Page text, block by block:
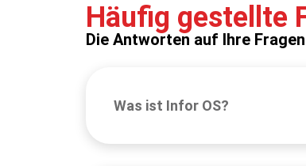
Häufig gestellte
Die Antworten auf Ihre
Was ist Infor OS?